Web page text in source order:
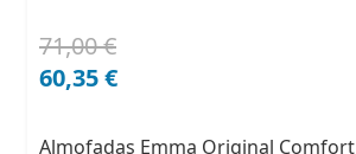
71,00€
O
preço
60,35€
O
preço
Almofadas Emma Original Comfort